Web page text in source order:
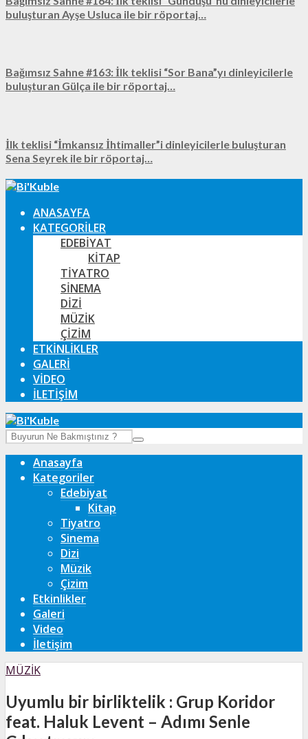
buluşturan Ayşe Usluca ile bir röportaj…
Bağımsız Sahne #163: İlk teklisi “Sor Bana”yı dinleyicilerle
buluşturan Gülça ile bir röportaj…
İlk teklisi “İmkansız İhtimaller”i dinleyicilerle buluşturan
Sena Seyrek ile bir röportaj…
ANASAYFA
KATEGORILER
EDEBIYAT
KITAP
TIYATRO
SINEMA
DIZI
MÜZIK
ÇIZIM
ETKINLIKLER
GALERI
VIDEO
İLETIŞIM
Anasayfa
Kategoriler
Edebiyat
Kitap
Tiyatro
Sinema
Dizi
Müzik
Çizim
Etkinlikler
Galeri
Video
İletişim
MÜZIK
Uyumlu bir birliktelik : Grup Koridor
feat. Haluk Levent – Adımı Senle